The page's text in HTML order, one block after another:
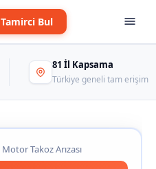
Tamirci Bul
81 İl Kapsama
Türkiye geneli tam erişim
Motor Takoz Arızası